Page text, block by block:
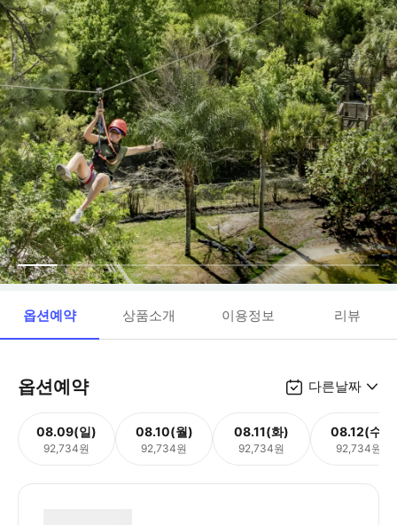
옵션예약 상품소개 이용정보 리뷰
옵션예약 다른날짜
08.09(일)
92,734원
08.10(월)
92,734원
08.11(화)
92,734원
08.12(수)
92,734원